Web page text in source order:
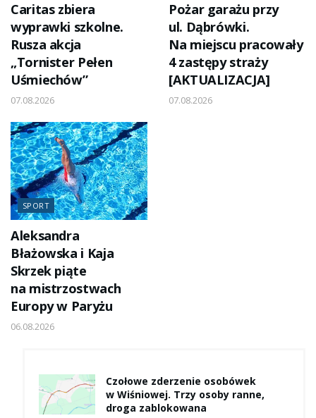
Caritas zbiera
wyprawki szkolne.
Rusza akcja
„Tornister Pełen
Uśmiechów”
07.08.2026
Pożar garażu przy
ul. Dąbrówki.
Na miejscu pracowały
4 zastępy straży
[AKTUALIZACJA]
07.08.2026
SPORT
Aleksandra
Błażowska i Kaja
Skrzek piąte
na mistrzostwach
Europy w Paryżu
06.08.2026
Czołowe zderzenie osobówek
w Wiśniowej. Trzy osoby ranne,
droga zablokowana